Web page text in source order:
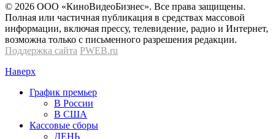
© 2026 OOО «КиноВидеоБизнес». Все права защищены.
Полная или частичная публикация в средствах массовой
информации, включая прессу, телевидение, радио и Интернет,
возможна только с письменного разрешения редакции.
Поддержка сайта PWEB.ru
Наверх
График премьер
В России
В США
Кассовые сборы
ДЕНЬ